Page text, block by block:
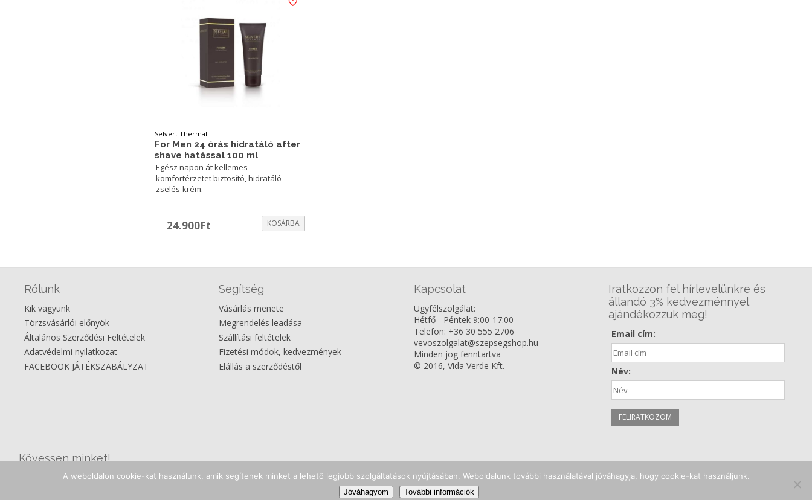
Selvert Thermal
For Men 24 órás hidratáló after
shave hatással 100 ml
Egész napon át kellemes
komfortérzetet biztosító, hidratáló
zselés-krém.
24.900Ft KOSÁRBA
Rólunk
Kik vagyunk
Törzsvásárlói előnyök
Általános Szerződési Feltételek
Adatvédelmi nyilatkozat
FACEBOOK JÁTÉKSZABÁLYZAT
Segítség
Vásárlás menete
Megrendelés leadása
Szállítási feltételek
Fizetési módok, kedvezmények
Elállás a szerződéstől
Kapcsolat
Ügyfélszolgálat:
Hétfő - Péntek 9:00-17:00
Telefon: +36 30 555 2706
vevoszolgalat@szepsegshop.hu
Minden jog fenntartva
© 2016, Vida Verde Kft.
Iratkozzon fel hírlevelünkre és
állandó 3% kedvezménnyel
ajándékozzuk meg!
Email cím:
Név:
Kövessen minket!
Facebook Instagram Youtube
A weboldalon cookie-kat használunk, amik segítenek minket a lehető legjobb szolgáltatások nyújtásában. Weboldalunk további használatával jóváhagyja, hogy cookie-kat használjunk.
Jóváhagyom További információk